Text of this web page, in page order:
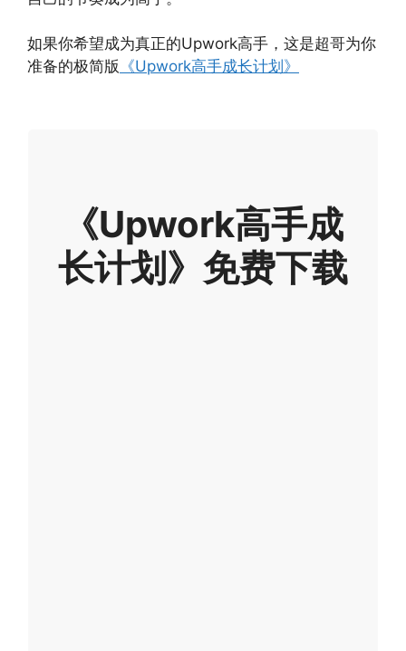
如果你希望成为真正的Upwork高手，这是超哥为你
准备的极简版 《Upwork高手成长计划》
《Upwork高手成
长计划》免费下载